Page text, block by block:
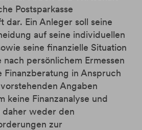
Postsparkasse
dar. Ein Anleger soll seine
auf seine individuellen
seine finanzielle Situation
nach persönlichem Ermessen
Finanzberatung in Anspruch
Angaben
keine Finanzanalyse und
weder den
zur